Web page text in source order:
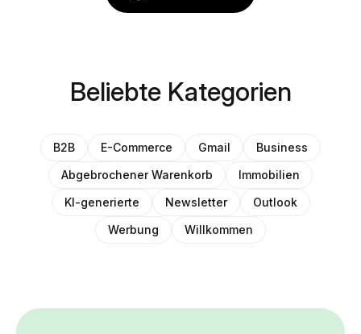
Beliebte Kategorien
B2B E-Commerce Gmail
Business
Abgebrochener Warenkorb
Immobilien
KI-generierte
Newsletter
Outlook
Werbung
Willkommen